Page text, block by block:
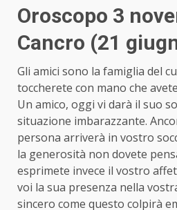
Oroscopo 3
Cancro (21
Gli amici sono la famiglia del
toccherete con mano che
Un amico, oggi vi darà il suo
situazione imbarazzante.
persona arriverà in vostro
la generosità non dovete
esprimete invece il vostro
voi la sua presenza nella
sincero come questo colpirà